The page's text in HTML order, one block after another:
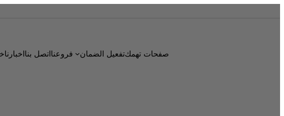
اخبارنااتصل بنافروعنا تفعيل الضمانصفحات تهمك